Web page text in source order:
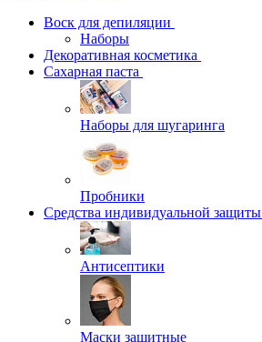
Воск для депиляции
Наборы
Декоративная косметика
Сахарная паста
Наборы для шугаринга
Пробники
Средства индивидуальной защиты
Антисептики
Маски защитные